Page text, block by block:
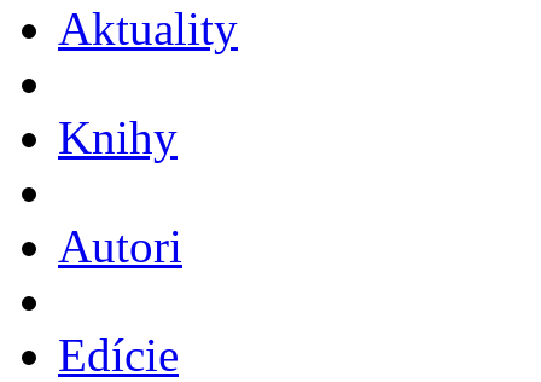
Aktuality
Knihy
Autori
Edície